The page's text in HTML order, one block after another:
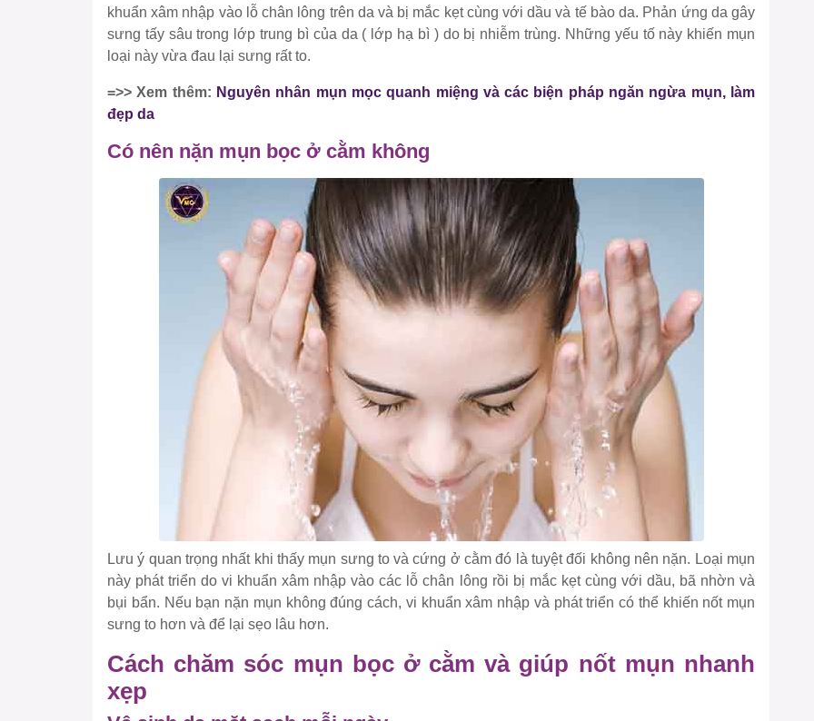
khuẩn xâm nhập vào lỗ chân lông trên da và bị mắc kẹt cùng với dầu và tế bào da. Phản ứng da gây
sưng tấy sâu trong lớp trung bì của da ( lớp hạ bì ) do bị nhiễm trùng. Những yếu tố này khiến mụn
loại này vừa đau lại sưng rất to.
=>> Xem thêm: Nguyên nhân mụn mọc quanh miệng và các biện pháp ngăn ngừa mụn, làm
đẹp da
Có nên nặn mụn bọc ở cằm không
Lưu ý quan trọng nhất khi thấy mụn sưng to và cứng ở cằm đó là tuyệt đối không nên nặn. Loại mụn
này phát triển do vi khuẩn xâm nhập vào các lỗ chân lông rồi bị mắc kẹt cùng với dầu, bã nhờn và
bụi bẩn. Nếu bạn nặn mụn không đúng cách, vi khuẩn xâm nhập và phát triển có thể khiến nốt mụn
sưng to hơn và để lại sẹo lâu hơn.
Cách chăm sóc mụn bọc ở cằm và giúp nốt mụn nhanh
xẹp